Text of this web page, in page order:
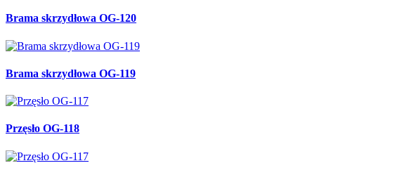
Brama skrzydłowa OG-120
Brama skrzydłowa OG-119
Przęsło OG-118